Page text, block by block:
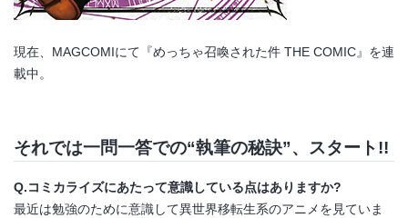
現在、MAGCOMIにて 『めっちゃ召喚された件 THE COMIC』 を連
載中。
それでは一問一答での“執筆の秘訣”、スタート!!
Q.コミカライズにあたって意識している点はありますか?
最近は勉強のために意識して異世界移転生系のアニメを見ていま